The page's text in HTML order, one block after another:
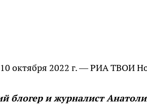
октября 2022 г. — РИА ТВОИ
блогер и журналист